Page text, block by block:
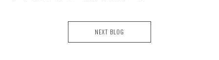
NEXT BLOG